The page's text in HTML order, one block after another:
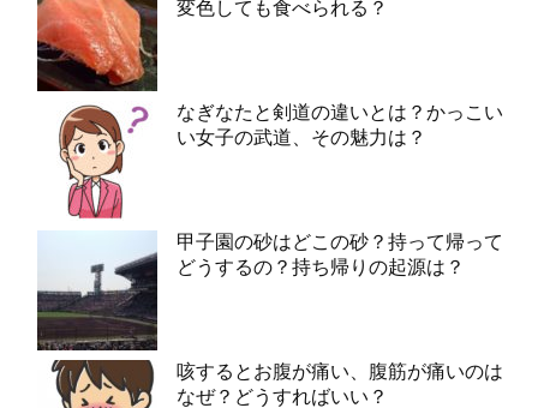
変色しても食べられる？
なぎなたと剣道の違いとは？かっこい
い女子の武道、その魅力は？
甲子園の砂はどこの砂？持って帰って
どうするの？持ち帰りの起源は？
咳するとお腹が痛い、腹筋が痛いのは
なぜ？どうすればいい？